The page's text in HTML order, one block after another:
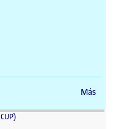
Más